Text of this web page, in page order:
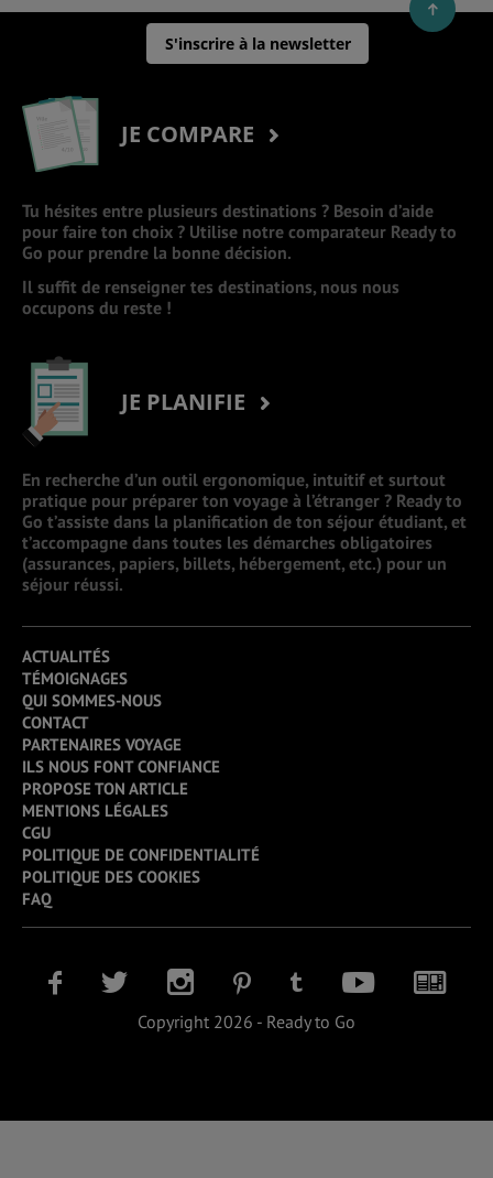
S'inscrire à la newsletter
JE COMPARE
Tu hésites entre plusieurs destinations ? Besoin d’aide
pour faire ton choix ? Utilise notre comparateur Ready to
Go pour prendre la bonne décision.
Il suffit de renseigner tes destinations, nous nous
occupons du reste !
JE PLANIFIE
En recherche d’un outil ergonomique, intuitif et surtout
pratique pour préparer ton voyage à l’étranger ? Ready to
Go t’assiste dans la planification de ton séjour étudiant, et
t’accompagne dans toutes les démarches obligatoires
(assurances, papiers, billets, hébergement, etc.) pour un
séjour réussi.
ACTUALITÉS
TÉMOIGNAGES
QUI SOMMES-NOUS
CONTACT
PARTENAIRES VOYAGE
ILS NOUS FONT CONFIANCE
PROPOSE TON ARTICLE
MENTIONS LÉGALES
CGU
POLITIQUE DE CONFIDENTIALITÉ
POLITIQUE DES COOKIES
FAQ
Copyright 2026 - Ready to Go